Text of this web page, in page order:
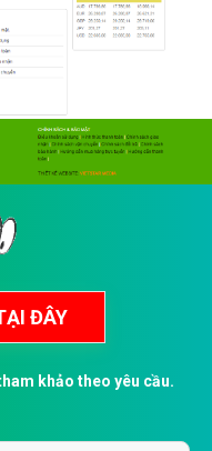
khảo theo yêu cầu.